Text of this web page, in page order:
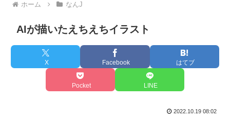
ホーム なんJ
AIが描いたえちえちイラスト
X Facebook はてブ
Pocket LINE
2022.10.19 08:02